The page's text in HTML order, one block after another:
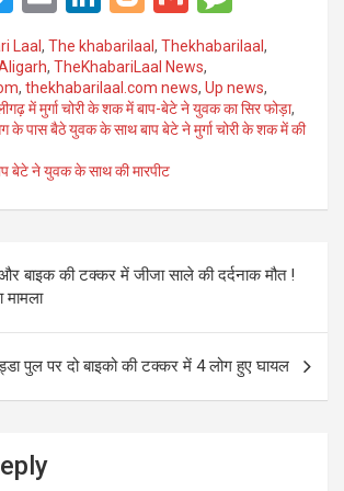
wi
tt
er
m
ail
n
ke
dI
n
o
g
g
er
m
ail
es
s
a
g
Laal , The khabarilaal , Thekhabarilaal ,
, TheKhabariLaal News,
, thekhabarilaal.com news, Up news,
में मुर्गा चोरी के शक में बाप-बेटे ने युवक का सिर फोड़ा,
के पास बैठे युवक के साथ बाप बेटे ने मुर्गा चोरी के शक में की
बेटे ने युवक के साथ की मारपीट
बाइक की टक्कर में जीजा साले की दर्दनाक मौत !
मामला
पुल पर दो बाइको की टक्कर में 4 लोग हुए घायल